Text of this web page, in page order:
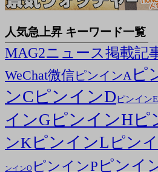
人気急上昇 キーワード一覧
MAG2ニュース掲載記
WeChat微信ピンインAピ
ンC ピンインDピンインE
インG ピンインHピ
ンK ピンインL ピン
ンインO ピンインP ピンイ